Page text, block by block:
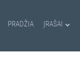
PRADŽIA ĮRAŠAI